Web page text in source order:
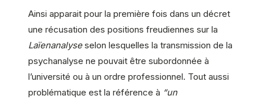
Ainsi apparait pour la première fois dans un décret
une récusation des positions freudiennes sur la
Laïenanalyseselon lesquelles la transmission de la
psychanalyse ne pouvait être subordonnée à
l’université ou à un ordre professionnel. Tout aussi
problématique est la référence à “un